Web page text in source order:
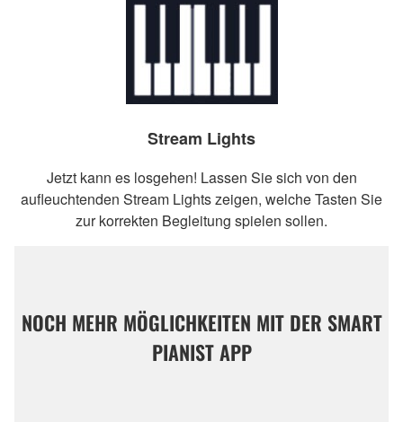
Stream Lights
Jetzt kann es losgehen! Lassen Sie sich von den
aufleuchtenden Stream Lights zeigen, welche Tasten Sie
zur korrekten Begleitung spielen sollen.
NOCH MEHR MÖGLICHKEITEN MIT DER SMART
PIANIST APP